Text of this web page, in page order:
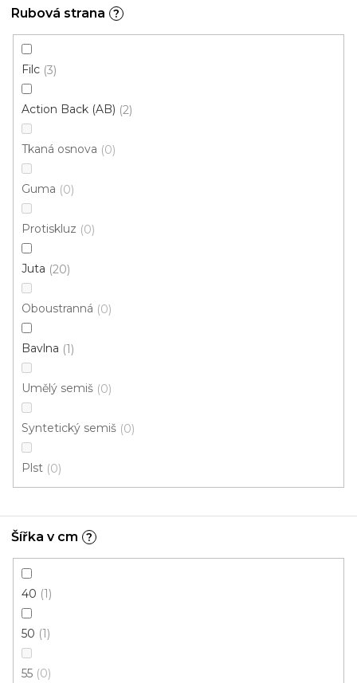
Rubová strana ?
Filc 3
Action Back (AB) 2
Tkaná osnova 0
Guma 0
Protiskluz 0
Juta 20
Oboustranná 0
Bavlna 1
Umělý semiš 0
Syntetický semiš 0
Plst 0
Šířka v cm ?
40 1
50 1
55 0
od1 024 Kč/ ks
80x150 cm
Kusový koberec JASPER KIDS 21041 30 Tyrkys
Skladem externě, odesíláme do 3 - 8 dní
od 1 093 Kč
140x200 cm